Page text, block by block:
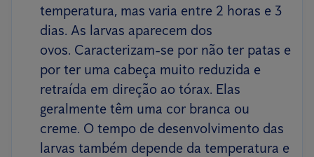
temperatura, mas varia entre 2 horas e 3
dias. As larvas aparecem dos
ovos. Caracterizam-se por não ter patas e
por ter uma cabeça muito reduzida e
retraída em direção ao tórax. Elas
geralmente têm uma cor branca ou
creme. O tempo de desenvolvimento das
larvas também depende da temperatura e